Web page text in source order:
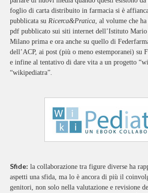
foglio di carta distribuito in farmacia si è
pubblicata su Ricerca&Pratica , al volume che
pdf pubblicato sui siti internet dell’Istituto
Milano prima e ora anche su quello di
dell’ACP, ai post (più o meno estemporanei) su
e infine al tentativo di dare vita a un progetto
“wikipediatra”.
Sfide: la collaborazione tra figure diverse ha
aspetti una sfida, ma lo è ancora di più il
genitori, non solo nella valutazione e revisione